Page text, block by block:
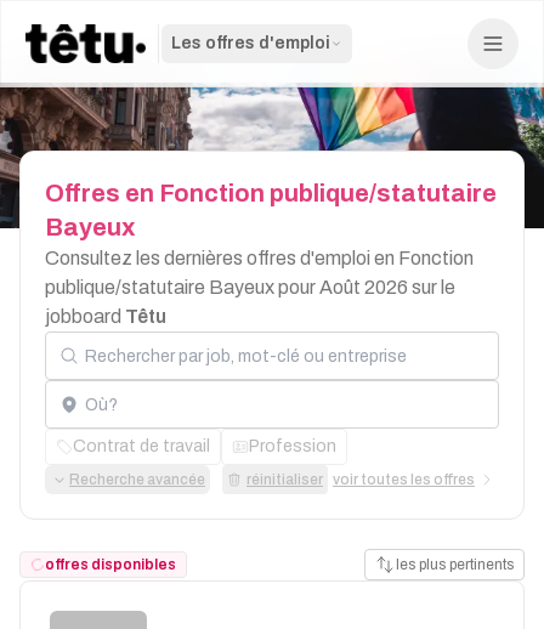
Les offres d'emploi
Offres en Fonction publique/statutaire
Bayeux
Consultez les dernières offres d'emploi en Fonction
publique/statutaire Bayeux pour Août 2026 sur le
jobboard Têtu
Rechercher par job, mot-clé ou entreprise
Localisation
Contrat de travail Profession
Recherche avancée réinitialiser voir toutes les offres
offres disponibles les plus pertinents